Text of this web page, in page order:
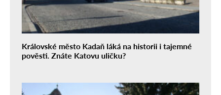
Královské město Kadaň láká na historii i tajemné
pověsti. Znáte Katovu uličku?